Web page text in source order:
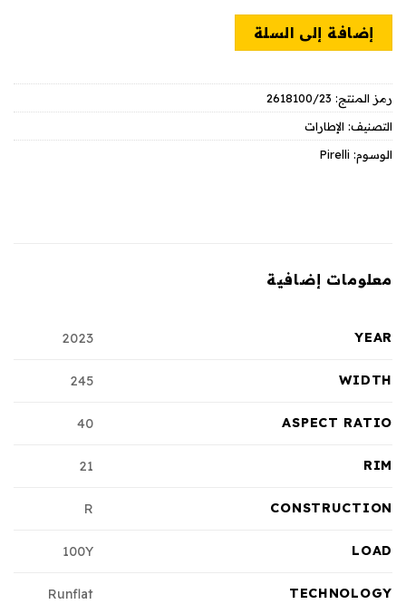
إضافة إلى السلة
رمز المنتج: 2618100/23
التصنيف: الإطارات
الوسوم: Pirelli
معلومات إضافية
YEAR
2023
WIDTH
245
ASPECT RATIO
40
RIM
21
CONSTRUCTION
R
LOAD
100Y
TECHNOLOGY
Runflat